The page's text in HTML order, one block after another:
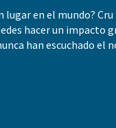
en el mundo?
hacer un impacto
han escuchado el